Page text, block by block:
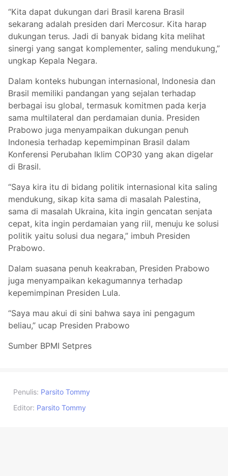
“Kita dapat dukungan dari Brasil karena Brasil
sekarang adalah presiden dari Mercosur. Kita harap
dukungan terus. Jadi di banyak bidang kita melihat
sinergi yang sangat komplementer, saling mendukung,”
ungkap Kepala Negara.
Dalam konteks hubungan internasional, Indonesia dan
Brasil memiliki pandangan yang sejalan terhadap
berbagai isu global, termasuk komitmen pada kerja
sama multilateral dan perdamaian dunia. Presiden
Prabowo juga menyampaikan dukungan penuh
Indonesia terhadap kepemimpinan Brasil dalam
Konferensi Perubahan Iklim COP30 yang akan digelar
di Brasil.
“Saya kira itu di bidang politik internasional kita saling
mendukung, sikap kita sama di masalah Palestina,
sama di masalah Ukraina, kita ingin gencatan senjata
cepat, kita ingin perdamaian yang riil, menuju ke solusi
politik yaitu solusi dua negara,” imbuh Presiden
Prabowo.
Dalam suasana penuh keakraban, Presiden Prabowo
juga menyampaikan kekagumannya terhadap
kepemimpinan Presiden Lula.
“Saya mau akui di sini bahwa saya ini pengagum
beliau,” ucap Presiden Prabowo
Sumber BPMI Setpres
Penulis: Parsito Tommy
Editor: Parsito Tommy